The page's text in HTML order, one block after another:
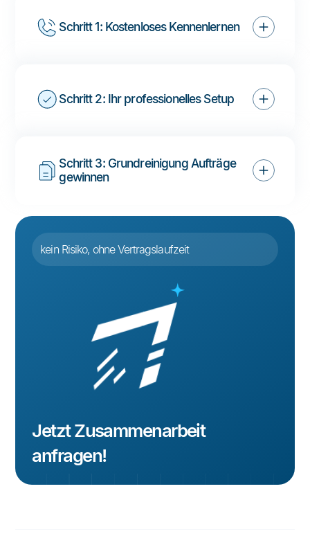
Schritt 1: Kostenloses Kennenlernen
Schritt 2: Ihr professionelles Setup
Schritt 3: Grundreinigung Aufträge
gewinnen
kein Risiko, ohne Vertragslaufzeit
Jetzt Zusammenarbeit
anfragen!